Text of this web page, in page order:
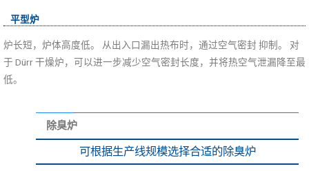
平型炉
炉长短，炉体高度低。 从出入口漏出热布时，通过空气密封 抑制。 对
于 Dürr 干燥炉，可以进一步减少空气密封长度，并将热空气泄漏降至最
低。
除臭炉
可根据生产线规模选择合适的除臭炉